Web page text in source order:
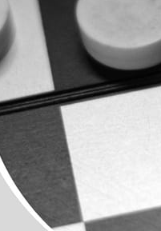
Niezbędne
Niezbędne pliki
strony internetowej i
oferowanych przez nas
Pliki cookies
działania w celu m.in.
prywatności,
plikom cookies strona,
zakłóceń.
Więcej
Funkcjonalne i
Tego typu pliki
zapamiętanie